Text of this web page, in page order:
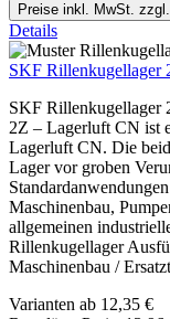
Preise inkl. MwSt.
Details
SKF Rillenkugellager
SKF Rillenkugellager
2Z – Lagerluft CN ist
Lagerluft CN. Die
Lager vor groben
Maschinenbau,
allgemeinen
Rillenkugellager
Maschinenbau /
Varianten ab 12,35 €